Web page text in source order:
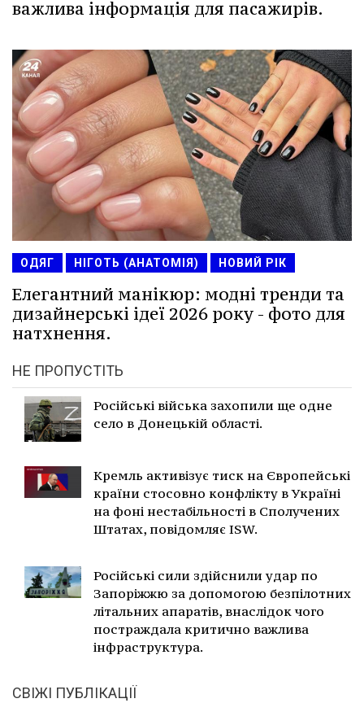
важлива інформація для пасажирів.
ОДЯГ НІГОТЬ (АНАТОМІЯ) НОВИЙ РІК
Елегантний манікюр: модні тренди та
дизайнерські ідеї 2026 року - фото для
натхнення.
НЕ ПРОПУСТІТЬ
Російські війська захопили ще одне
село в Донецькій області.
Кремль активізує тиск на Європейські
країни стосовно конфлікту в Україні
на фоні нестабільності в Сполучених
Штатах, повідомляє ISW.
Російські сили здійснили удар по
Запоріжжю за допомогою безпілотних
літальних апаратів, внаслідок чого
постраждала критично важлива
інфраструктура.
СВІЖІ ПУБЛІКАЦІЇ